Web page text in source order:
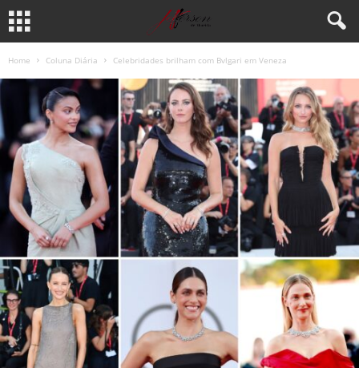
Home Coluna Diária Celebridades brilham com Bvlgari em Veneza